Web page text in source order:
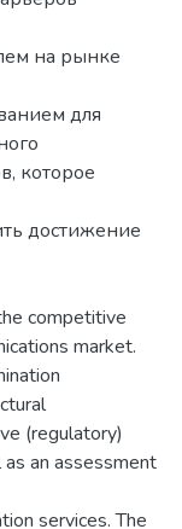
на рынке
для
которое
достижение
competitive
market.
(regulatory)
an assessment
services. The